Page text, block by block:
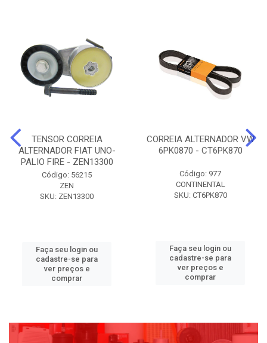
TENSOR CORREIA
ALTERNADOR FIAT UNO-
PALIO FIRE - ZEN13300
Código: 56215
ZEN
SKU: ZEN13300
Faça seu login ou
cadastre-se para
ver preços e
comprar
CORREIA ALTERNADOR VW
6PK0870 - CT6PK870
Código: 977
CONTINENTAL
SKU: CT6PK870
Faça seu login ou
cadastre-se para
ver preços e
comprar